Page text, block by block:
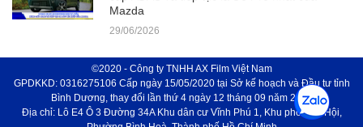
Mazda
29/06/2026
©2020 - Công ty TNHH AX Film Việt Nam
GPDKKD: 0316275106 Cấp ngày 15/05/2020 tại Sở kế hoạch và Đầu tư tỉnh
Bình Dương, thay đổi lần thứ 4 ngày 12 tháng 09 năm 2024
Địa chỉ: Lô E4 Ô 3 Đường 34A Khu dân cư Vĩnh Phú 1, Khu phố Phú Hội,